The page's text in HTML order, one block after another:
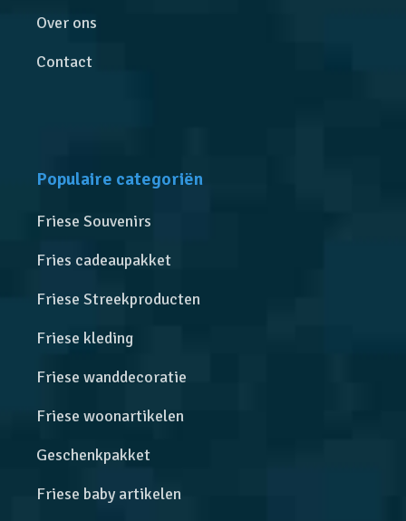
Over ons
Contact
Populaire categoriën
Friese Souvenirs
Fries cadeaupakket
Friese Streekproducten
Friese kleding
Friese wanddecoratie
Friese woonartikelen
Geschenkpakket
Friese baby artikelen